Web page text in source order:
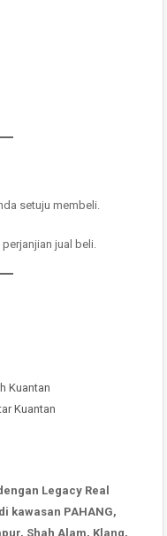
setuju membeli.
perjanjian jual beli.
Kuantan
Kuantan
Legacy Real
kawasan PAHANG,
Shah Alam, Klang,